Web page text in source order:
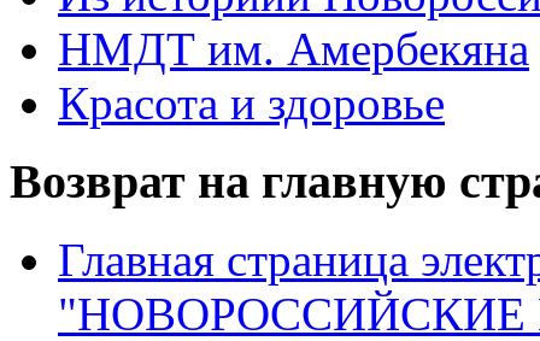
НМДТ им. Амербекяна
Красота и здоровье
Возврат на главную
Главная страница
"НОВОРОССИЙСКИЕ